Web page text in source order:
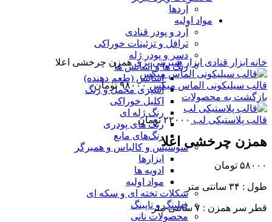
آردها
مواد اولیه
آرد و پودر قنادی
ترافل و تزئینات خوراکی
دسر و پودر ژله
رنگ ها و اسانس ها
اسانس (طعم دهنده)
اسپری مخمل و رنگ
اکلیل خوراکی
رنگ ژله ای
رنگ های پودری
رنگ‌های مایع
سوسیس و کالباس و همبرگر
ابزارها
ادویه ها
مواد اولیه
شکلات تخته ای و سکه ای
فیلینگ و تاپینگ
محصولات نانی
برای بزرگنمایی کلیک کنید
خانه ابزار قنادی ابزار شیرینی پزیهمزن چرخشی اعلا
قالب سیلیکونی الماس میکس۹۸۰۰۰ تومان
بازگشت به محصولات
قالب پلاستیکی لب ۲۲۰۰۰ تومان
همزن چرخشی اعلا
۵۸۰۰۰ تومان
طول : ۳۴ سانتی متر
قطر سر همزن : ۷ سانتی متر